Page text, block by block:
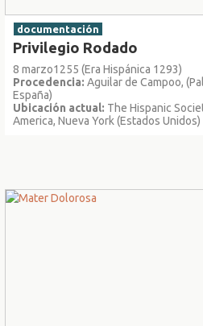
documentación
Privilegio Rodado
8 marzo1255 (Era Hispánica 1293)
Procedencia: Aguilar de Campoo,
España)
Ubicación actual: The Hispanic
America, Nueva York (Estados Unidos)